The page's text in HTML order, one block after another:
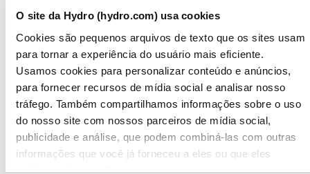
O site da Hydro (hydro.com) usa cookies
Cookies são pequenos arquivos de texto que os sites usam
para tornar a experiência do usuário mais eficiente.
Usamos cookies para personalizar conteúdo e anúncios,
para fornecer recursos de mídia social e analisar nosso
tráfego. Também compartilhamos informações sobre o uso
do nosso site com nossos parceiros de mídia social,
publicidade e análise, que podem combiná-las com outras
informações que você já forneceu a eles ou que eles
Estudantes e graduados
A vida na Hydro
Áreas de carreira
Conheça nossa equipe
Jornada de recrutamento
Contato e perguntas frequentes
Ir para:
Investidores
Contatos de investidores
Ir para:Imprensa
Contatos de meios de comunicação
Notícias
Visão geral da Hydro